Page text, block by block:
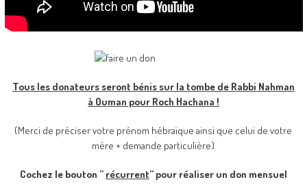
Tous les donateurs seront bénis sur la tombe de Rabbi Nahman
à Ouman pour Roch Hachana !
(Merci de préciser votre prénom hébraïque ainsi que celui de votre
mère + demande particulière)
Cochez le bouton ” récurrent” pour réaliser un don mensuel